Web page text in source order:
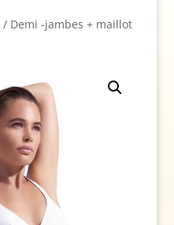
/ Demi -jambes + maillot